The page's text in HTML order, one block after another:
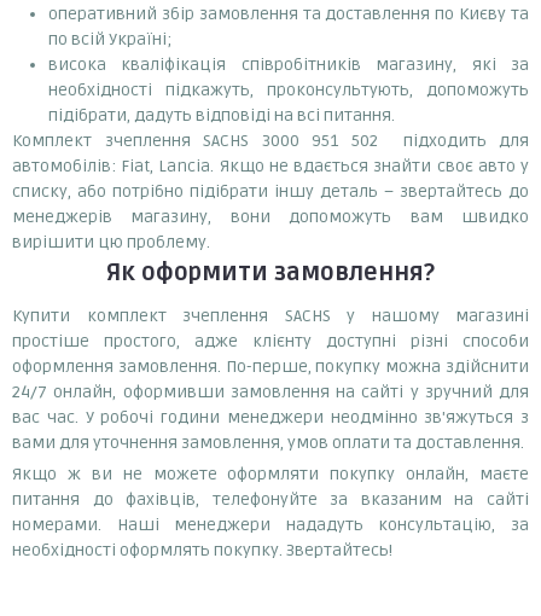
оперативний збір замовлення та доставлення по Києву та
по всій Україні;
висока кваліфікація співробітників магазину, які за
необхідності підкажуть, проконсультують, допоможуть
підібрати, дадуть відповіді на всі питання.
Комплект зчеплення SACHS 3000 951 502 підходить для
автомобілів: Fiat, Lancia. Якщо не вдається знайти своє авто у
списку, або потрібно підібрати іншу деталь – звертайтесь до
менеджерів магазину, вони допоможуть вам швидко
вирішити цю проблему.
Як оформити замовлення?
Купити комплект зчеплення SACHS у нашому магазині
простіше простого, адже клієнту доступні різні способи
оформлення замовлення. По-перше, покупку можна здійснити
24/7 онлайн, оформивши замовлення на сайті у зручний для
вас час. У робочі години менеджери неодмінно зв'яжуться з
вами для уточнення замовлення, умов оплати та доставлення.
Якщо ж ви не можете оформляти покупку онлайн, маєте
питання до фахівців, телефонуйте за вказаним на сайті
номерами. Наші менеджери нададуть консультацію, за
необхідності оформлять покупку. Звертайтесь!